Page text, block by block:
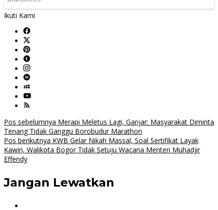
Ikuti Kami
Navigasi
pos
Pos sebelumnya Merapi Meletus Lagi, Ganjar: Masyarakat Diminta
Tenang Tidak Ganggu Borobudur Marathon
Pos berikutnya KWB Gelar Nikah Massal, Soal Sertifikat Layak
Kawin, Walikota Bogor Tidak Setuju Wacana Menteri Muhadjir
Effendy
Jangan Lewatkan